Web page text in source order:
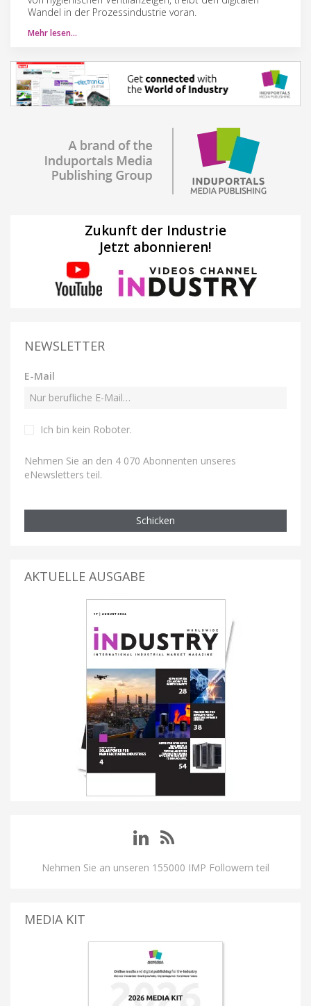
Wandel in der Prozessindustrie voran.
Mehr lesen…
Zukunft der Industrie
Jetzt abonnieren!
NEWSLETTER
E-Mail
Ich bin kein Roboter.
Nehmen Sie an den 4 070 Abonnenten unseres
eNewsletters teil.
Schicken
AKTUELLE AUSGABE
Nehmen Sie an unseren 155000 IMP Followern teil
MEDIA KIT